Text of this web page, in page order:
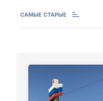
САМЫЕ СТАРЫЕ